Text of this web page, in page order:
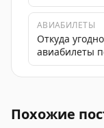
АВИАБИЛЕТЫ
Откуда
авиабилеты
Похожие